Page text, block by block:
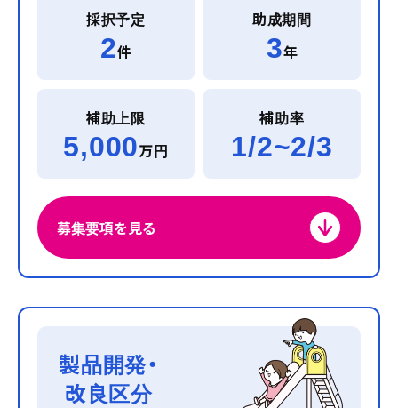
採択予定
2件
助成期間
3年
補助上限
5,000万円
補助率
1/2~2/3
募集要項を見る
製品開発・
改良区分